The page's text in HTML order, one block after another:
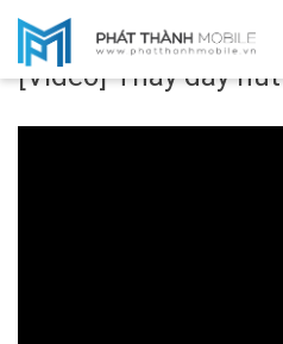
Video
[Video] Thay dây